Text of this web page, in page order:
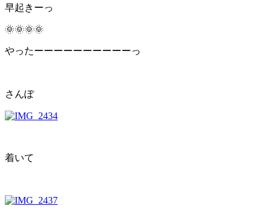
早起きーっ
🌞🌞🌞🌞
やったーーーーーーーーーーっ
さんぽ
着いて